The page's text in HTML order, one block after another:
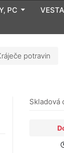
PC
potravin
Skladová